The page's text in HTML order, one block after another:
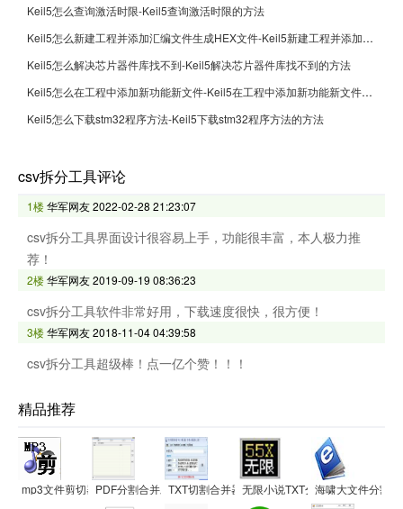
Keil5怎么查询激活时限-Keil5查询激活时限的方法
Keil5怎么新建工程并添加汇编文件生成HEX文件-Keil5新建工程并添加汇编文件生成HEX文件的方法
Keil5怎么解决芯片器件库找不到-Keil5解决芯片器件库找不到的方法
Keil5怎么在工程中添加新功能新文件-Keil5在工程中添加新功能新文件的方法
Keil5怎么下载stm32程序方法-Keil5下载stm32程序方法的方法
csv拆分工具评论
1楼华军网友2022-02-28 21:23:07
csv拆分工具界面设计很容易上手，功能很丰富，本人极力推
荐！
2楼华军网友2019-09-19 08:36:23
csv拆分工具软件非常好用，下载速度很快，很方便！
3楼华军网友2018-11-04 04:39:58
csv拆分工具超级棒！点一亿个赞！！！
精品推荐
mp3文件剪切器PDF分割合并助手TXT切割合并器无限小说TXT分割器海啸大文件分割器